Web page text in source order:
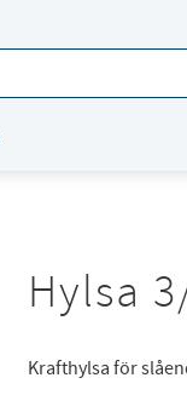
Hylsa
Krafthylsa för